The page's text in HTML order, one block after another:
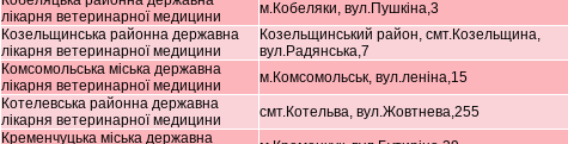
лікарня ветеринарної медицини
м.Кобеляки, вул.Пушкіна,3
Козельщинська районна державна
лікарня ветеринарної медицини
Козельщинський район, смт.Козельщина,
вул.Радянська,7
Комсомольська міська державна
лікарня ветеринарної медицини
м.Комсомольськ, вул.леніна,15
Котелевська районна державна
лікарня ветеринарної медицини
смт.Котельва, вул.Жовтнева,255
Кременчуцька міська державна